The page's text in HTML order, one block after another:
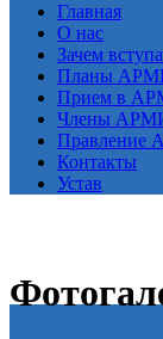
Главная
О нас
Зачем
Планы
Прием в
Члены
Правление
Контакты
Устав